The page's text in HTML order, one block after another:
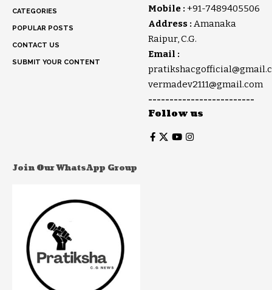
CATEGORIES
POPULAR POSTS
CONTACT US
SUBMIT YOUR CONTENT
Mobile : +91-7489405506
Address : Amanaka
Raipur, C.G.
Email :
vermadev2111@gmail.com
-------------------------
Follow us
Join Our WhatsApp Group